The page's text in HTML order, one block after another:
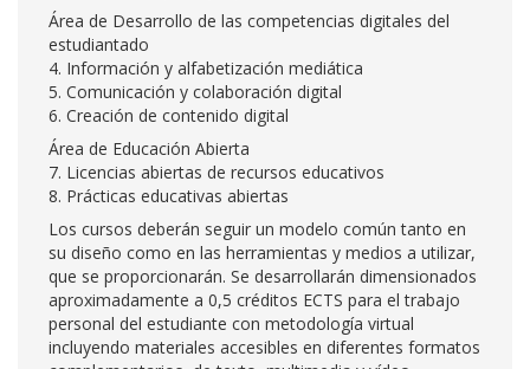
Área de Desarrollo de las competencias digitales del
estudiantado
4. Información y alfabetización mediática
5. Comunicación y colaboración digital
6. Creación de contenido digital
Área de Educación Abierta
7. Licencias abiertas de recursos educativos
8. Prácticas educativas abiertas
Los cursos deberán seguir un modelo común tanto en
su diseño como en las herramientas y medios a utilizar,
que se proporcionarán. Se desarrollarán dimensionados
aproximadamente a 0,5 créditos ECTS para el trabajo
personal del estudiante con metodología virtual
incluyendo materiales accesibles en diferentes formatos